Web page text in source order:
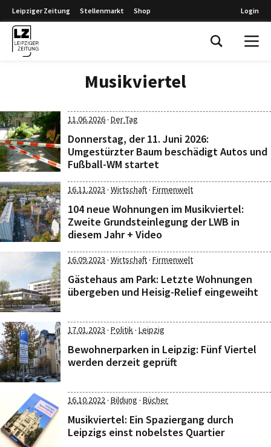
Leipziger Zeitung Stellenmarkt Shop Login
Musikviertel
11.06.2026· Der Tag
Donnerstag, der 11. Juni 2026:
Umgestürzter Baum beschädigt Autos und
Fußball-WM startet
16.11.2023 · Wirtschaft· Firmenwelt
104 neue Wohnungen im Musikviertel:
Zweite Grundsteinlegung der LWB in
diesem Jahr + Video
16.09.2023 · Wirtschaft· Firmenwelt
Gästehaus am Park: Letzte Wohnungen
übergeben und Heisig-Relief eingeweiht
17.01.2023 · Politik· Leipzig
Bewohnerparken in Leipzig: Fünf Viertel
werden derzeit geprüft
16.10.2022· Bildung · Bücher
Musikviertel: Ein Spaziergang durch
Leipzigs einst nobelstes Quartier